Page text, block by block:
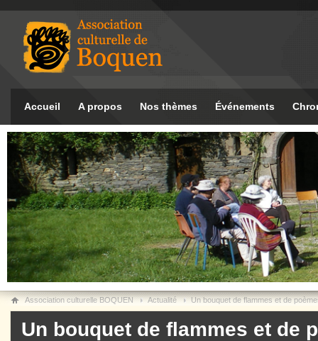
Accueil A propos Nos thèmes Événements
Association culturelle BOQUEN Actualité Un bouquet de flammes et de
Un bouquet de flammes et de